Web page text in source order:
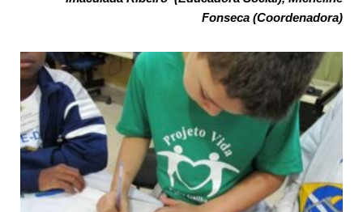
Fonseca (Coordenadora)